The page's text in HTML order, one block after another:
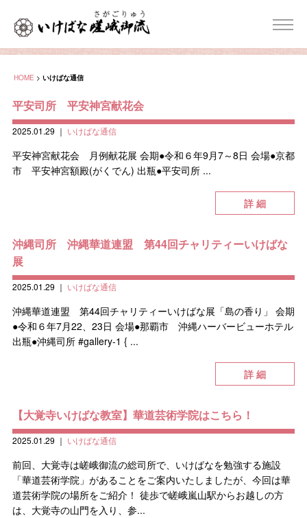
HOME > いけばな通信
平安司所 平安神宮献花会
2025.01.29 ｜ いけばな通信
平安神宮献花会 月例献花展 会期●令和６年9月7～8日 会場●京都
市 平安神宮額殿(がくでん) 出瓶●平安司所 ...
詳 細
沖縄司所 沖縄華道連盟 第44回チャリティーいけばな
展
2025.01.29 ｜ いけばな通信
沖縄華道連盟 第44回チャリティーいけばな展「島の香り」 会期
●令和６年7月22、23日 会場●那覇市 沖縄ハーバービューホテル
出瓶●沖縄司所 #gallery-1 { ...
詳 細
【大覚寺いけばな教室】華道芸術学院はこちら！
2025.01.29 ｜ いけばな通信
前回、大覚寺は嵯峨御流の総司所で、いけばなを勉強する施設
「華道芸術学院」があることをご案内いたしましたが、今回は華
道芸術学院の場所をご紹介！ 徒歩で嵯峨嵐山駅からお越しの方
は、大覚寺の山門を入り、参...